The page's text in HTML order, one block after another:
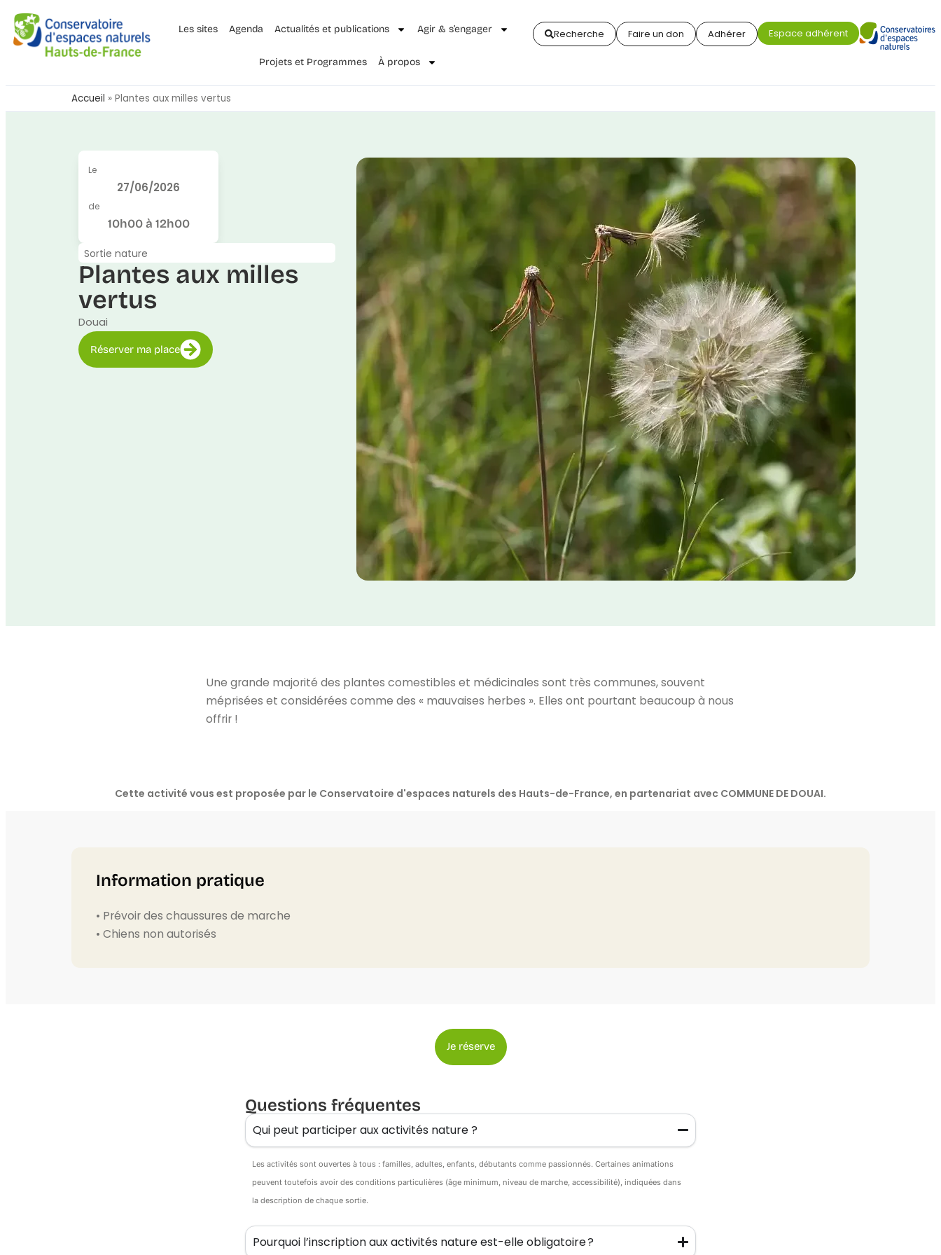
Les sites Agenda Actualités et publications Agir & s’engager
Projets et Programmes À propos
Recherche Faire un don Adhérer Espace adhérent
Accueil » Plantes aux milles vertus
Le
27/06/2026
de
10h00 à 12h00
Sortie nature
Plantes aux milles
vertus
Douai
Réserver ma place
Une grande majorité des plantes comestibles et médicinales sont très communes, souvent
méprisées et considérées comme des « mauvaises herbes ». Elles ont pourtant beaucoup à nous
offrir !
Cette activité vous est proposée par le Conservatoire d'espaces naturels des Hauts-de-France, en partenariat avec COMMUNE DE DOUAI.
Information pratique
• Prévoir des chaussures de marche
• Chiens non autorisés
Je réserve
Questions fréquentes
Qui peut participer aux activités nature ?
Les activités sont ouvertes à tous : familles, adultes, enfants, débutants comme passionnés. Certaines animations
peuvent toutefois avoir des conditions particulières (âge minimum, niveau de marche, accessibilité), indiquées dans
la description de chaque sortie.
Pourquoi l’inscription aux activités nature est-elle obligatoire ?